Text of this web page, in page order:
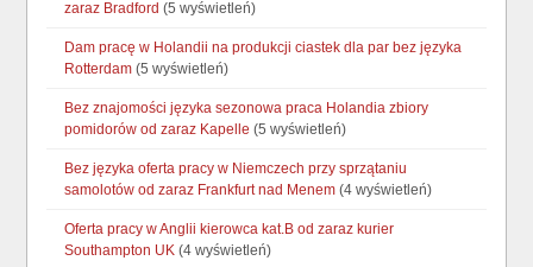
zaraz Bradford (5 wyświetleń)
Dam pracę w Holandii na produkcji ciastek dla par bez języka
Rotterdam (5 wyświetleń)
Bez znajomości języka sezonowa praca Holandia zbiory
pomidorów od zaraz Kapelle (5 wyświetleń)
Bez języka oferta pracy w Niemczech przy sprzątaniu
samolotów od zaraz Frankfurt nad Menem (4 wyświetleń)
Oferta pracy w Anglii kierowca kat.B od zaraz kurier
Southampton UK (4 wyświetleń)